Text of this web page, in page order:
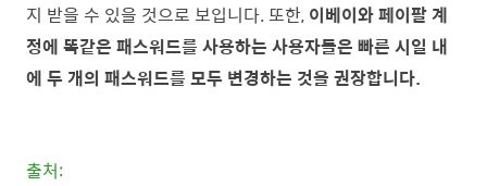
지 받을 수 있을 것으로 보입니다. 또한, 이베이와 페이팔 계
정에 똑같은 패스워드를 사용하는 사용자들은 빠른 시일 내
에 두 개의 패스워드를 모두 변경하는 것을 권장합니다.
출처: